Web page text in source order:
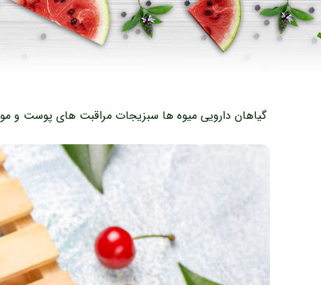
گیاهان دارویی میوه ها سبزیجات مراقبت های پوست و مو